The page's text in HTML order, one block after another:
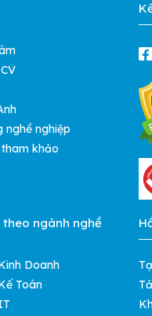
nghề nghiệp
khảo
ngành nghề
Doanh
Toán